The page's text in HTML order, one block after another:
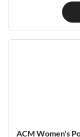
ACM Women's